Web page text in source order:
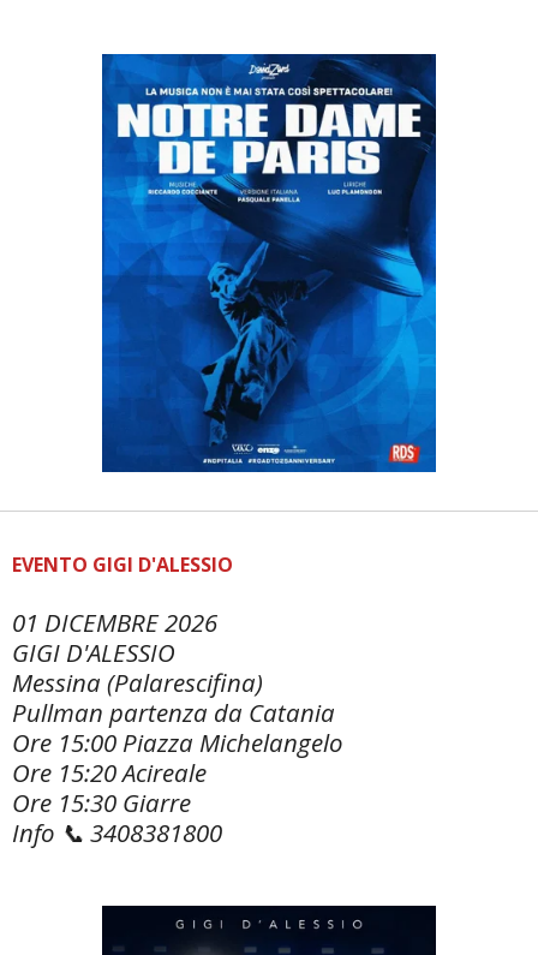
EVENTO GIGI D'ALESSIO
01 DICEMBRE 2026
GIGI D'ALESSIO
Messina (Palarescifina)
Pullman partenza da Catania
Ore 15:00 Piazza Michelangelo
Ore 15:20 Acireale
Ore 15:30 Giarre
Info 📞 3408381800